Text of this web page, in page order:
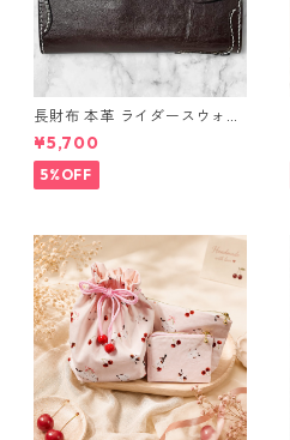
長財布 本革 ライダースウォレ
ット 国産 ヌメ革 ブラウン バ
ングラデシュ l175 レザー 革財
布 ハンドメイド 経年変化
¥5,700
5%OFF